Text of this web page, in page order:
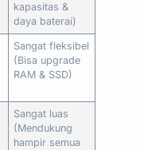
kapasitas &
daya baterai)
Sangat fleksibel
(Bisa upgrade
RAM & SSD)
Sangat luas
(Mendukung
hampir semua